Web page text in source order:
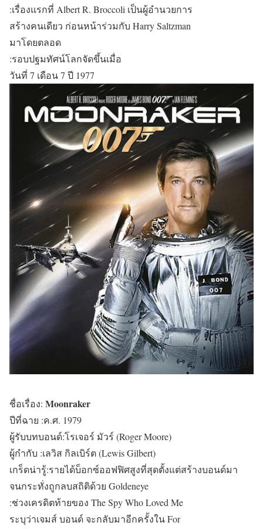
:เรื่องแรกที่ Albert R. Broccoli เป็นผู้อำนวยการ
สร้างคนเดียว ก่อนหน้าร่วมกับ Harry Saltzman
มาโดยตลอด
:รอบปฐมทัศน์โลกจัดขึ้นเมื่อ
วันที่ 7 เดือน 7 ปี 1977
ชื่อเรื่อง: Moonraker
ปีที่ฉาย :ค.ศ. 1979
ผู้รับบทบอนด์:โรเจอร์ มัวร์ (Roger Moore)
ผู้กำกับ :เลวิส กิลเบิร์ต (Lewis Gilbert)
เกร็ดน่ารู้:รายได้บ็อกซ์ออฟฟิศสูงที่สุดตั้งแต่สร้างบอนด์มา
จนกระทั่งถูกลบสถิติด้วย Goldeneye
:ช่วงเครดิตท้ายของ The Spy Who Loved Me
ระบุว่าเจมส์ บอนด์ จะกลับมาอีกครั้งใน For